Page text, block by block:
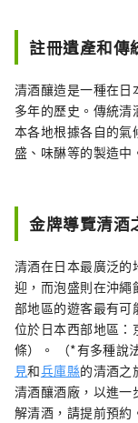
註冊遺產和傳
清酒釀造是一種在日
多年的歷史。傳統
本各地根據各自的氣
盛、味醂等的製造中
金牌導覽清酒
清酒在日本最廣泛的
迎，而泡盛則在沖繩
部地區的遊客最有可
位於日本西部地區：
條）。 （*有多種說
見和兵庫縣的清酒之
清酒釀酒廠，以進一
解清酒，請提前預約